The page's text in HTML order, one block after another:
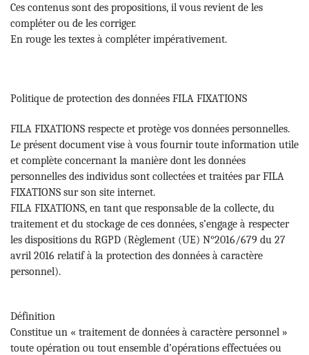
Ces contenus sont des propositions, il vous revient de les
compléter ou de les corriger.
En rouge les textes à compléter impérativement.
Politique de protection des données FILA FIXATIONS
FILA FIXATIONS respecte et protège vos données personnelles.
Le présent document vise à vous fournir toute information utile
et complète concernant la manière dont les données
personnelles des individus sont collectées et traitées par FILA
FIXATIONS sur son site internet.
FILA FIXATIONS, en tant que responsable de la collecte, du
traitement et du stockage de ces données, s’engage à respecter
les dispositions du RGPD (Règlement (UE) N°2016/679 du 27
avril 2016 relatif à la protection des données à caractère
personnel).
Définition
Constitue un « traitement de données à caractère personnel »
toute opération ou tout ensemble d’opérations effectuées ou